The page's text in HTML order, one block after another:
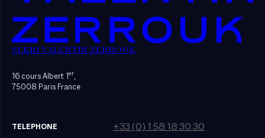
SEKRI VALENTIN ZERROUK
16 cours Albert 1er,
75008 Paris France
TELEPHONE +33 (0) 1 58 18 30 30